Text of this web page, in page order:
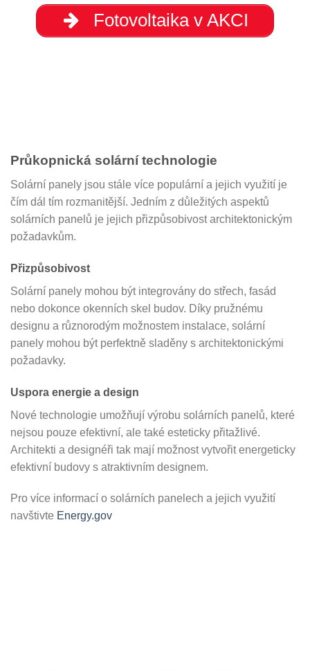
Fotovoltaika v AKCI
Průkopnická solární technologie
Solární panely jsou stále více populární a jejich využití je
čím dál tím rozmanitější. Jedním z důležitých aspektů
solárních panelů je jejich přizpůsobivost architektonickým
požadavkům.
Přizpůsobivost
Solární panely mohou být integrovány do střech, fasád
nebo dokonce okenních skel budov. Díky pružnému
designu a různorodým možnostem instalace, solární
panely mohou být perfektně sladěny s architektonickými
požadavky.
Uspora energie a design
Nové technologie umožňují výrobu solárních panelů, které
nejsou pouze efektivní, ale také esteticky přitažlivé.
Architekti a designéři tak mají možnost vytvořit energeticky
efektivní budovy s atraktivním designem.
Pro více informací o solárních panelech a jejich využití
navštivte Energy.gov